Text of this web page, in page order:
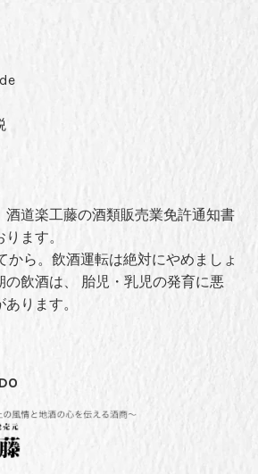
酒道楽工藤の酒類販売業免許通知書
ます。
から。飲酒運転は絶対にやめましょ
の飲酒は、 胎児・乳児の発育に悪
ります。